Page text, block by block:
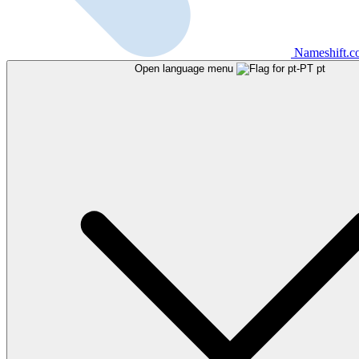
Open language menu pt